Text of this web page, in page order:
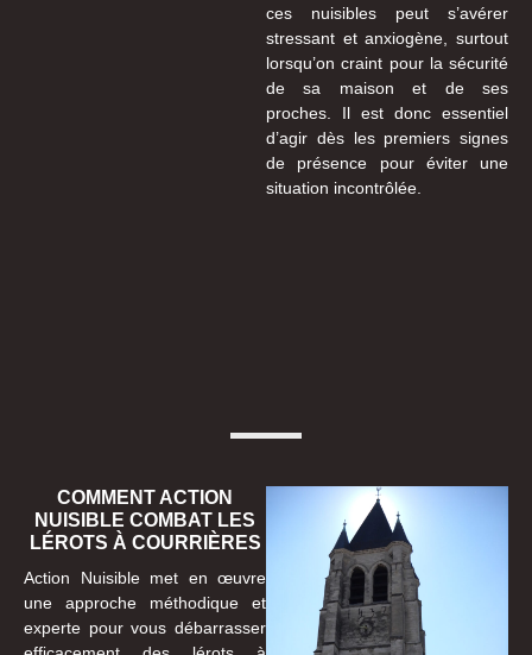
ces nuisibles peut s’avérer
stressant et anxiogène, surtout
lorsqu’on craint pour la sécurité
de sa maison et de ses
proches. Il est donc essentiel
d’agir dès les premiers signes
de présence pour éviter une
situation incontrôlée.
COMMENT ACTION
NUISIBLE COMBAT LES
LÉROTS À COURRIÈRES
Action Nuisible met en œuvre
une approche méthodique et
experte pour vous débarrasser